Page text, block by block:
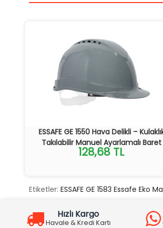
ESSAFE GE 1550 Hava Delikli –
Takılabilir Manuel Ayarlamalı Baret
128,68 TL
Etiketler: ESSAFE GE 1583 Essafe Eko
Hızlı Kargo
Havale & Kredi Kartı